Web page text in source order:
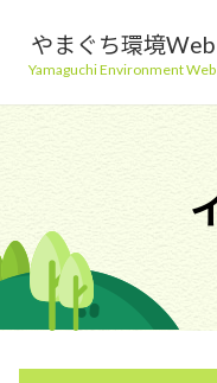
やまぐち環境Web
Yamaguchi Environment Web
地球温暖化を防ぐ
ごみを減らす